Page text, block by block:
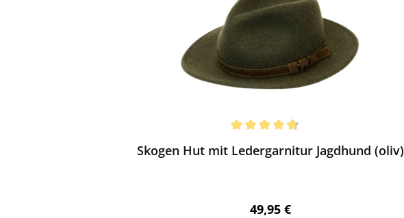
Skogen Hut mit Ledergarnitur Jagdhund (oliv)
Regulärer Preis:
49,95 €